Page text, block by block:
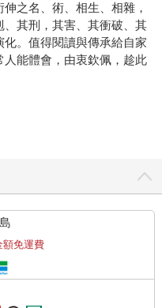
之名、術、相生、相雜，
其刑，其害、其衝破、其
。值得閱讀與傳承給自家
能體會，由衷欽佩，趁此
額免運費